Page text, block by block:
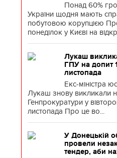
Понад 60%
України щодня мають
побутовою корупцією
понеділок у Києві на
Лукаш
ГПУ на допит
листопада
Екс-міністра
Лукаш знову викликали
Генпрокуратури у
листопада Про це во...
У Донецькій
провели
тендер, аби